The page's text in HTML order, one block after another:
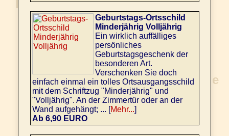
Geburtstags-Ortsschild
Minderjährig Volljährig
Ein wirklich auffälliges
persönliches
Geburtstagsgeschenk der
besonderen Art.
Verschenken Sie doch
einfach einmal ein tolles Ortsausgangsschild
mit dem Schriftzug "Minderjährig" und
"Volljährig". An der Zimmertür oder an der
Wand aufgehängt; ... [Mehr...]
Ab 6,90 EURO